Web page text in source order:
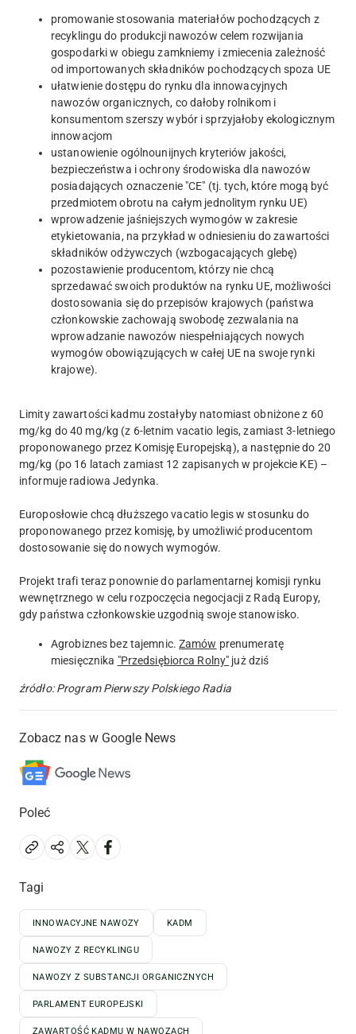
promowanie stosowania materiałów pochodzących z
recyklingu do produkcji nawozów celem rozwijania
gospodarki w obiegu zamkniemy i zmiecenia zależność
od importowanych składników pochodzących spoza UE
ułatwienie dostępu do rynku dla innowacyjnych
nawozów organicznych, co dałoby rolnikom i
konsumentom szerszy wybór i sprzyjałoby ekologicznym
innowacjom
ustanowienie ogólnounijnych kryteriów jakości,
bezpieczeństwa i ochrony środowiska dla nawozów
posiadających oznaczenie "CE" (tj. tych, które mogą być
przedmiotem obrotu na całym jednolitym rynku UE)
wprowadzenie jaśniejszych wymogów w zakresie
etykietowania, na przykład w odniesieniu do zawartości
składników odżywczych (wzbogacających glebę)
pozostawienie producentom, którzy nie chcą
sprzedawać swoich produktów na rynku UE, możliwości
dostosowania się do przepisów krajowych (państwa
członkowskie zachowają swobodę zezwalania na
wprowadzanie nawozów niespełniających nowych
wymogów obowiązujących w całej UE na swoje rynki
krajowe).
Limity zawartości kadmu zostałyby natomiast obniżone z 60
mg/kg do 40 mg/kg (z 6-letnim vacatio legis, zamiast 3-letniego
proponowanego przez Komisję Europejską), a następnie do 20
mg/kg (po 16 latach zamiast 12 zapisanych w projekcie KE) –
informuje radiowa Jedynka.
Europosłowie chcą dłuższego vacatio legis w stosunku do
proponowanego przez komisję, by umożliwić producentom
dostosowanie się do nowych wymogów.
Projekt trafi teraz ponownie do parlamentarnej komisji rynku
wewnętrznego w celu rozpoczęcia negocjacji z Radą Europy,
gdy państwa członkowskie uzgodnią swoje stanowisko.
Agrobiznes bez tajemnic. Zamów prenumeratę
miesięcznika "Przedsiębiorca Rolny" już dziś
źródło: Program Pierwszy Polskiego Radia
Zobacz nas w Google News
Poleć
Tagi
INNOWACYJNE NAWOZY KADM
NAWOZY Z RECYKLINGU
NAWOZY Z SUBSTANCJI ORGANICZNYCH
PARLAMENT EUROPEJSKI
ZAWARTOŚĆ KADMU W NAWOZACH